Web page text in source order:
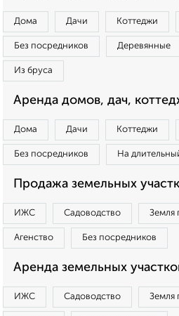
Дома Дачи Коттеджи
Без посредников Деревянные
Из бруса
Аренда домов, дач,
Дома Дачи Коттеджи
Без посредников На
Продажа земельных
ИЖС Садоводство Земля
Агенство Без посредников
Аренда земельных
ИЖС Садоводство Земля